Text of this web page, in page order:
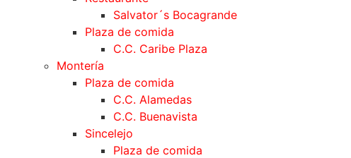
Salvator´s Bocagrande
Plaza de comida
C.C. Caribe Plaza
Montería
Plaza de comida
C.C. Alamedas
C.C. Buenavista
Sincelejo
Plaza de comida